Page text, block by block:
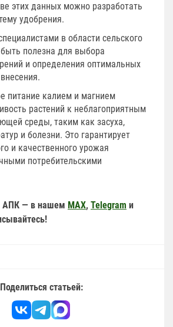
этих данных можно разработать
удобрения.
в области сельского
полезна для выбора
и определения оптимальных
питание калием и магнием
растений к неблагоприятным
среды, таким как засуха,
и болезни. Это гарантирует
и качественного урожая
потребительскими
АПК — в нашем MAX, Telegram и
Поделиться статьей: